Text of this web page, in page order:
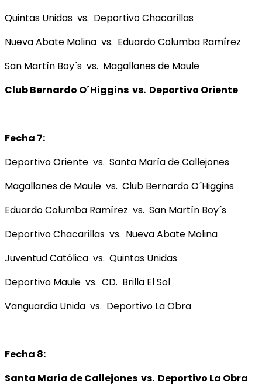
Quintas Unidas vs. Deportivo Chacarillas
Nueva Abate Molina vs. Eduardo Columba Ramírez
San Martín Boy´s vs. Magallanes de Maule
Club Bernardo O´Higgins vs. Deportivo Oriente
Fecha 7:
Deportivo Oriente vs. Santa María de Callejones
Magallanes de Maule vs. Club Bernardo O´Higgins
Eduardo Columba Ramírez vs. San Martín Boy´s
Deportivo Chacarillas vs. Nueva Abate Molina
Juventud Católica vs. Quintas Unidas
Deportivo Maule vs. CD. Brilla El Sol
Vanguardia Unida vs. Deportivo La Obra
Fecha 8:
Santa María de Callejones vs. Deportivo La Obra